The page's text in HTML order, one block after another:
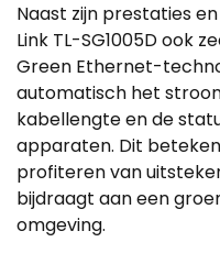
Naast zijn prestaties
Link TL-SG1005D ook
Green Ethernet-
automatisch het
kabellengte en de
apparaten. Dit
profiteren van
bijdraagt ​​aan een
omgeving.